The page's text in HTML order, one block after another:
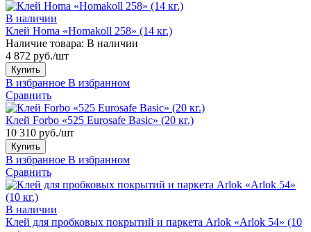
В наличии
Клей Homa «Homakoll 258» (14 кг.)
Наличие товара: В наличии
4 872 руб./шт
Купить
В избранное В избранном
Сравнить
Клей Forbo «525 Eurosafe Basic» (20 кг.)
10 310 руб./шт
Купить
В избранное В избранном
Сравнить
В наличии
Клей для пробковых покрытий и паркета Arlok «Arlok 54» (10